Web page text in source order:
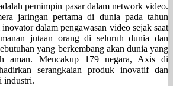
pemimpin pasar dalam network video.
jaringan pertama di dunia pada tahun
dalam pengawasan video sejak saat
jutaan orang di seluruh dunia dan
yang berkembang akan dunia yang
aman. Mencakup 179 negara, Axis di
serangkaian produk inovatif dan
industri.